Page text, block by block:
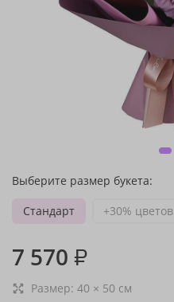
Выберите размер букета:
Стандарт
+30% цветов
7 570 ₽
Размер: 40 × 50 см